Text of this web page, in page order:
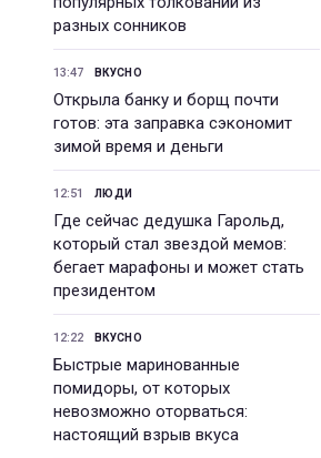
разных сонников
13:47 ВКУСНО
Открыла банку и борщ почти
готов: эта заправка сэкономит
зимой время и деньги
12:51 ЛЮДИ
Где сейчас дедушка Гарольд,
который стал звездой мемов:
бегает марафоны и может стать
президентом
12:22 ВКУСНО
Быстрые маринованные
помидоры, от которых
невозможно оторваться:
настоящий взрыв вкуса